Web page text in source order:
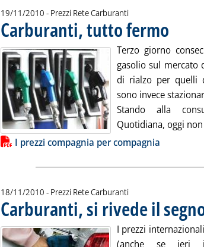
19/11/2010 - Prezzi Rete Carburanti
Carburanti, tutto fermo
Terzo giorno
gasolio sul mercato
di rialzo per quelli
sono invece
Stando alla
Quotidiana, oggi
Lista allegati PDF alla notizia
I prezzi compagnia per compagnia
18/11/2010 - Prezzi Rete Carburanti
Carburanti, si rivede il
I prezzi
(anche se ieri